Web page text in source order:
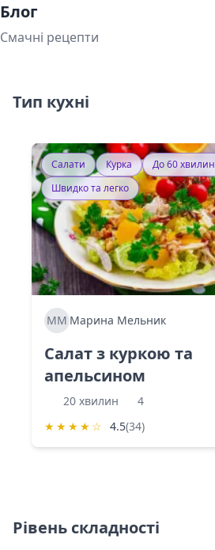
Блог
Смачні рецепти
Тип кухні
Салати Курка
До 60 хвилин
Швидко та легко
ММ Марина Мельник
Салат з куркою та
апельсином
20 хвилин
4
★ ★ ★ ★ ☆ 4.5(34)
Рівень складності